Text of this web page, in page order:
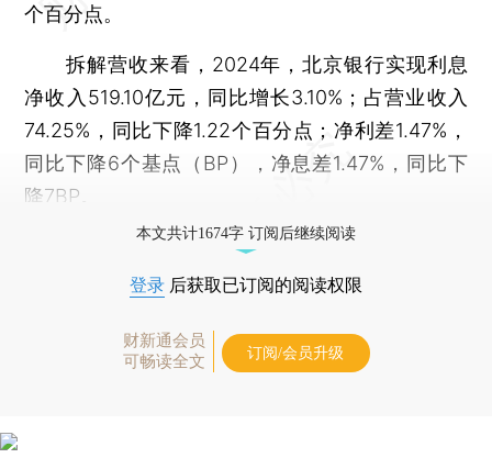
个百分点。
拆解营收来看，2024年，北京银行实现利息
净收入519.10亿元，同比增长3.10%；占营业收入
74.25%，同比下降1.22个百分点；净利差1.47%，
同比下降6个基点（BP），净息差1.47%，同比下
降7BP。
本文共计1674字 订阅后继续阅读
登录 后获取已订阅的阅读权限
财新通会员
可畅读全文
订阅/会员升级